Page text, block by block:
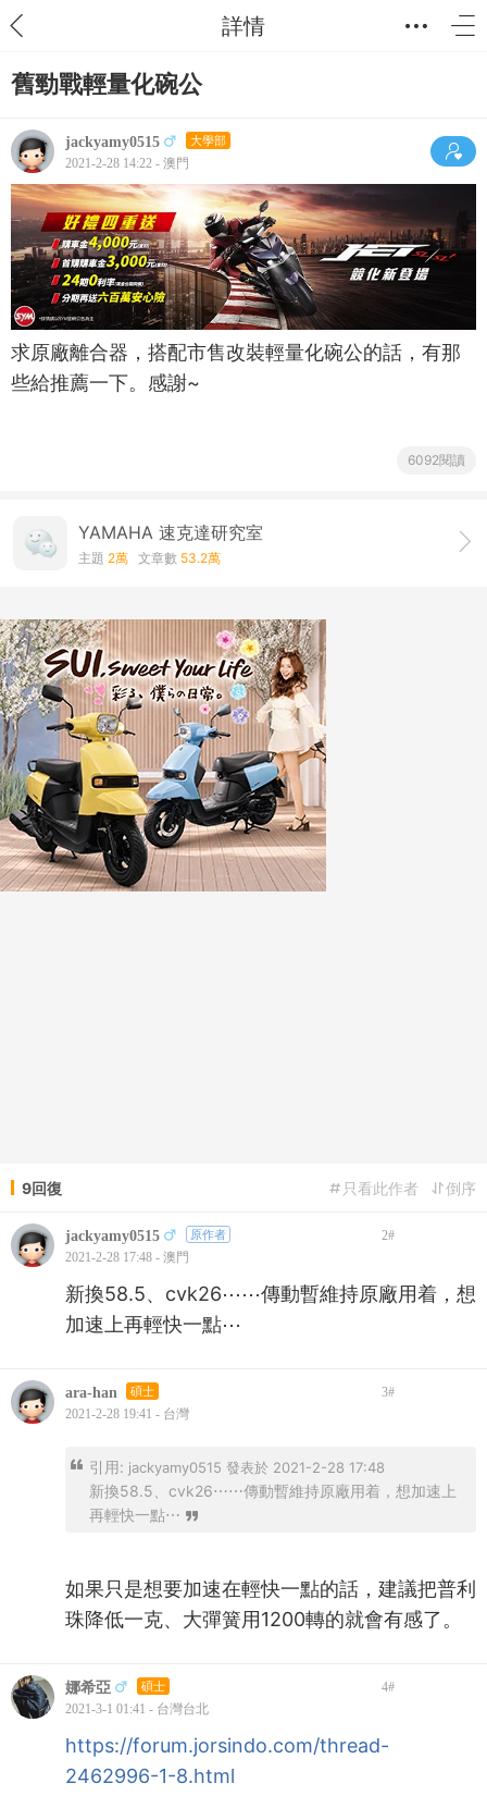
詳情
舊勁戰輕量化碗公
jackyamy0515 大學部
2021-2-28 14:22 - 澳門
求原廠離合器，搭配市售改裝輕量化碗公的話，有那
些給推薦一下。感謝~
6092閱讀
YAMAHA 速克達研究室
主題 2萬 文章數 53.2萬
9回復 倒序
只看此作者
jackyamy0515 原作者 2#
2021-2-28 17:48 - 澳門
新換58.5、cvk26⋯⋯傳動暫維持原廠用着，想
加速上再輕快一點⋯
ara-han 碩士 3#
2021-2-28 19:41 - 台灣
引用: jackyamy0515 發表於 2021-2-28 17:48
新換58.5、cvk26⋯⋯傳動暫維持原廠用着，想加速上
再輕快一點⋯
如果只是想要加速在輕快一點的話，建議把普利
珠降低一克、大彈簧用1200轉的就會有感了。
娜希亞 碩士 4#
2021-3-1 01:41 - 台灣台北
https://forum.jorsindo.com/thread-
2462996-1-8.html